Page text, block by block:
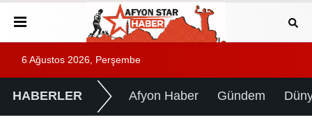
6 Ağustos 2026, Perşembe
HABERLER Afyon Haber Gündem